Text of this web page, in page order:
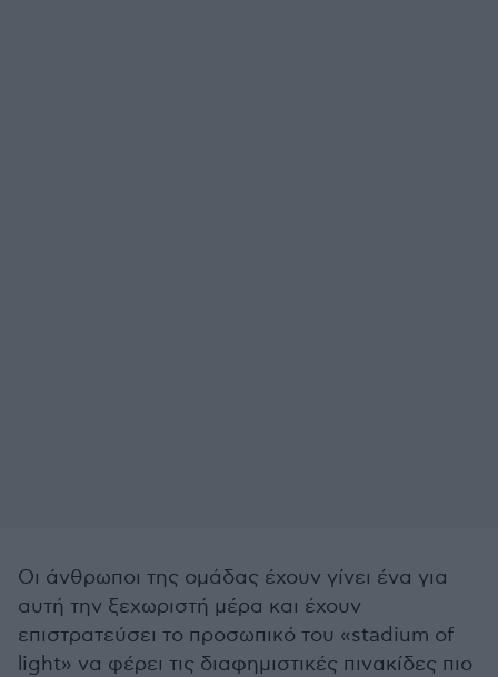
Οι άνθρωποι της ομάδας έχουν γίνει ένα για
αυτή την ξεχωριστή μέρα και έχουν
επιστρατεύσει το προσωπικό του «stadium of
light» να φέρει τις διαφημιστικές πινακίδες πιο